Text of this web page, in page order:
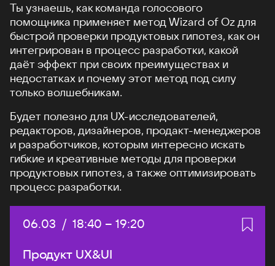
Ты узнаешь, как команда голосового
помощника применяет метод Wizard of Oz для
быстрой проверки продуктовых гипотез, как он
интегрирован в процесс разработки, какой
даёт эффект при своих преимуществах и
недостатках и почему этот метод под силу
только волшебникам.
Будет полезно для UX-исследователей,
редакторов, дизайнеров, продакт-менеджеров
и разработчиков, которым интересно искать
гибкие и креативные методы для проверки
продуктовых гипотез, а также оптимизировать
процесс разработки.
Дата:
06.03 / Начало:
18:40 – Конец:
19:20
Продукт UX&UI